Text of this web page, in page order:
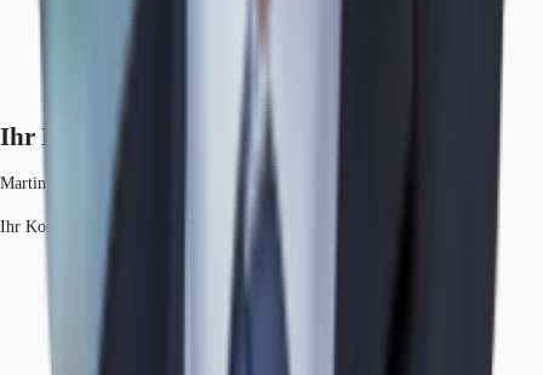
Ihr Kontakt
Martin Vass
Ihr Kontakt